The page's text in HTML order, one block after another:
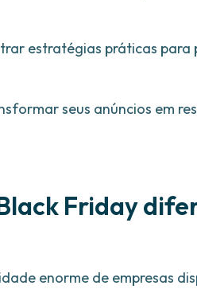
estratégias práticas
seus anúncios em
Friday
enorme de empresas